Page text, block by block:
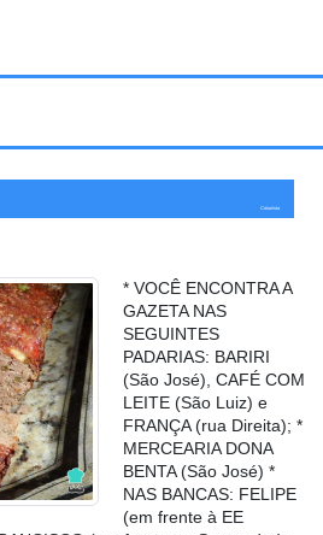
Colunista
* VOCÊ ENCONTRA A
GAZETA NAS
SEGUINTES
PADARIAS: BARIRI
(São José), CAFÉ COM
LEITE (São Luiz) e
FRANÇA (rua Direita); *
MERCEARIA DONA
BENTA (São José) *
NAS BANCAS: FELIPE
(em frente à EE